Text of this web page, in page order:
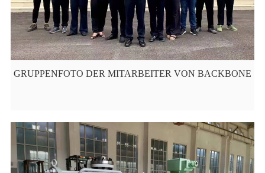
GRUPPENFOTO DER MITARBEITER VON BACKBONE